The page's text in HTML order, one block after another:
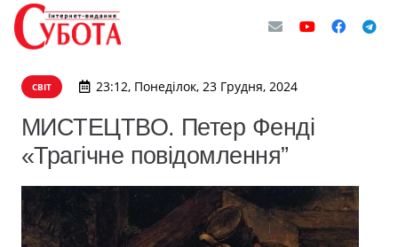
СВІТ 23:12, Понеділок, 23 Грудня, 2024
МИСТЕЦТВО. Петер Фенді
«Трагічне повідомлення”